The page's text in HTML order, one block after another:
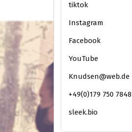
tiktok
Instagram
Facebook
YouTube
Knudsen@web.de
+49(0)179 750 7848
sleek.bio